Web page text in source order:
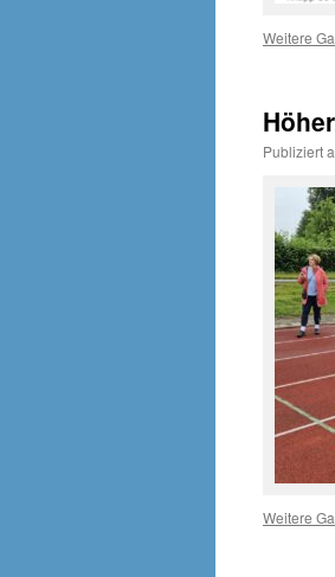
Weitere
Publiziert
Weitere